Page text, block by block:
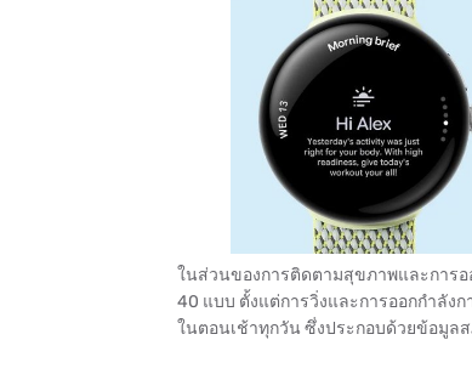
ในส่วนของการติดตามสุขภาพและการอ
40 แบบ ตั้งแต่การวิ่งและการออกกำลัง
ในตอนเช้าทุกวัน ซึ่งประกอบด้วยข้อมูล